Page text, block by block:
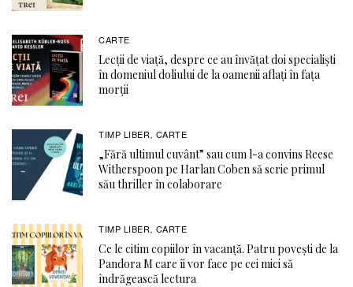
CARTE
Lecții de viață, despre ce au învățat doi specialiști
în domeniul doliului de la oamenii aflați în fața
morții
TIMP LIBER , CARTE
„Fără ultimul cuvânt” sau cum l-a convins Reese
Witherspoon pe Harlan Coben să scrie primul
său thriller în colaborare
TIMP LIBER , CARTE
Ce le citim copiilor în vacanță. Patru povești de la
Pandora M care îi vor face pe cei mici să
îndrăgească lectura